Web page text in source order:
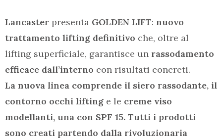
Lancaster presenta GOLDEN LIFT: nuovo
trattamento lifting definitivo che, oltre al
lifting superficiale, garantisce un rassodamento
efficace dall’interno con risultati concreti.
La nuova linea comprende il siero rassodante, il
contorno occhi lifting e le creme viso
modellanti, una con SPF 15. Tutti i prodotti
sono creati partendo dalla rivoluzionaria